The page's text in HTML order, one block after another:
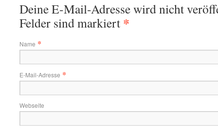
Deine E-Mail-Adresse wird nicht
Felder sind markiert *
Name *
E-Mail-Adresse *
Webseite